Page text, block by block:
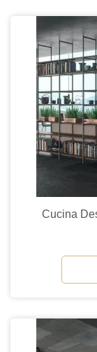
Cucina